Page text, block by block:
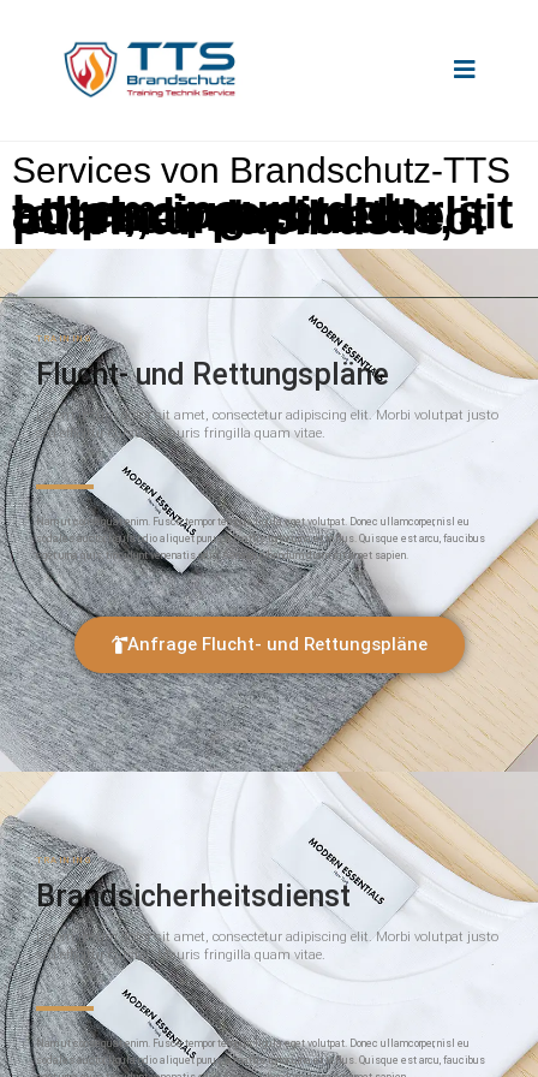
Services von Brandschutz-TTS
Lorem ipsum dolor sit amet, consectetur adipiscing elit. Ut elit tellus, luctus nec ullamcorper mattis, pulvinar dapibus leo.
TRAINING
Flucht- und Rettungspläne
Lorem ipsum dolor sit amet, consectetur adipiscing elit. Morbi volutpat justo
sed efficitur cursus. Mauris fringilla quam vitae.
Nam ut consequat enim. Fusce tempor tempus ligula eget volutpat. Donec ullamcorper, nisl eu
sodales auctor, ligula odio aliquet purus, a mattis tortor urna et tellus. Quisque est arcu, faucibus
eget urna quis, tincidunt venenatis odio. Aenean bibendum diam sit amet sapien.
Anfrage Flucht- und Rettungspläne
TRAINING
Brandsicherheitsdienst
Lorem ipsum dolor sit amet, consectetur adipiscing elit. Morbi volutpat justo
sed efficitur cursus. Mauris fringilla quam vitae.
Nam ut consequat enim. Fusce tempor tempus ligula eget volutpat. Donec ullamcorper, nisl eu
sodales auctor, ligula odio aliquet purus, a mattis tortor urna et tellus. Quisque est arcu, faucibus